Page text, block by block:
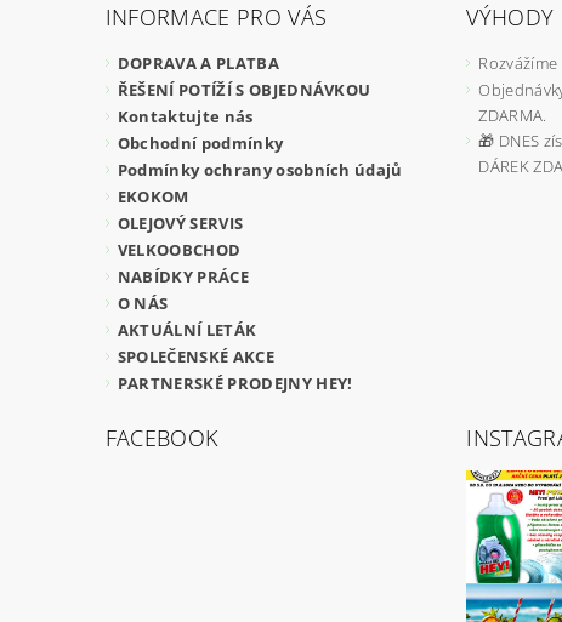
INFORMACE PRO VÁS
DOPRAVA A PLATBA
ŘEŠENÍ POTÍŽÍ S OBJEDNÁVKOU
Kontaktujte nás
Obchodní podmínky
Podmínky ochrany osobních údajů
EKOKOM
OLEJOVÝ SERVIS
VELKOOBCHOD
NABÍDKY PRÁCE
O NÁS
AKTUÁLNÍ LETÁK
SPOLEČENSKÉ AKCE
PARTNERSKÉ PRODEJNY HEY!
ZDARMA.
🎁 DNES
DÁREK
FACEBOOK